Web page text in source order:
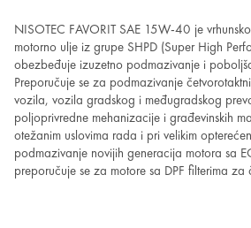
NISOTEC FAVORIT SAE 15W-40 je
motorno ulje iz grupe SHPD (Super High
obezbeđuje izuzetno podmazivanje i
Preporučuje se za podmazivanje
vozila, vozila gradskog i međugradskog
poljoprivredne mehanizacije i građevinskih
otežanim uslovima rada i pri velikim
podmazivanje novijih generacija motora sa
preporučuje se za motore sa DPF filterima za